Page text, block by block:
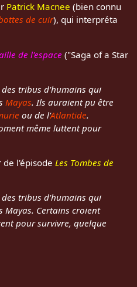
Patrick Macnee (bien connu
de cuir), qui interpréta
de l'espace ("Saga of a Star
tribus d'humains qui
Mayas. Ils auraient pu être
ou de l'Atlantide.
même luttent pour
de l'épisodeLes Tombes de
tribus d'humains qui
Mayas. Certains croient
pour survivre, quelque